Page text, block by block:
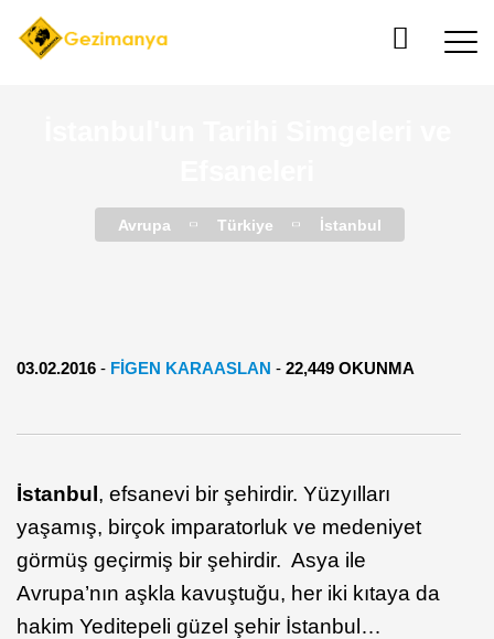
Avrupa Türkiye İstanbul
03.02.2016 - FIGEN KARAASLAN - 22,449 OKUNMA
İstanbul , efsanevi bir şehirdir. Yüzyılları
yaşamış, birçok imparatorluk ve medeniyet
görmüş geçirmiş bir şehirdir. Asya ile
Avrupa’nın aşkla kavuştuğu, her iki kıtaya da
hakim Yeditepeli güzel şehir İstanbul…